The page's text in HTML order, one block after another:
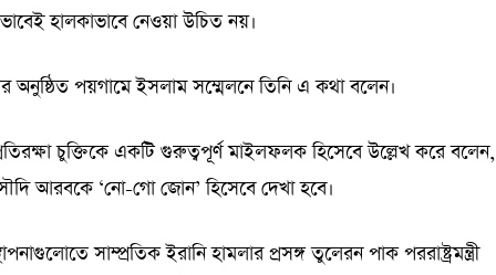
হালকাভাবে নেওয়া উচিত নয়।
অনুষ্ঠিত পয়গামে ইসলাম সম্মেলনে তিনি এ কথা বলেন।
চুক্তিকে একটি গুরুত্বপূর্ণ মাইলফলক হিসেবে উল্লেখ করে বলেন,
আরবকে ‘নো-গো জোন’ হিসেবে দেখা হবে।
সাম্প্রতিক ইরানি হামলার প্রসঙ্গ তুলেরন পাক পররাষ্ট্রমন্ত্রী